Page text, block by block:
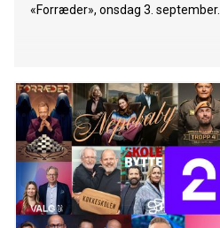
«Forræder», onsdag 3. september.